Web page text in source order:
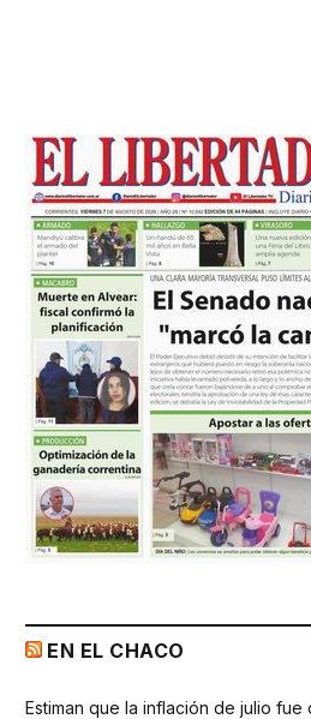
EN EL CHACO
Estiman que la inflación de julio